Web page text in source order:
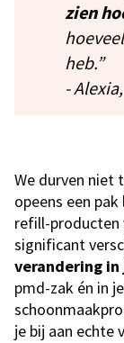
zien
heb.”
-
We durven niet
opeens een
refill-producten
significant
verandering
pmd-zak én in
je bij aan echte